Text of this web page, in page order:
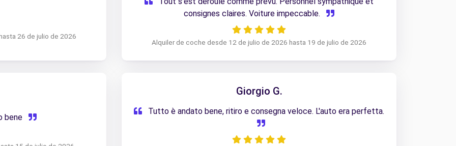
26 de julio de 2026
consignes claires. Voiture impeccable.
Alquiler de coche desde 12 de julio de 2026 hasta 19 de julio de 2026
bene
Giorgio G.
Tutto è andato bene, ritiro e consegna veloce. L'auto era perfetta.